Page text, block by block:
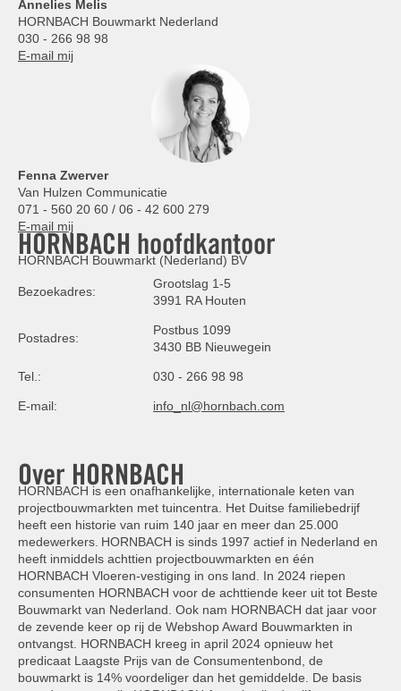
Annelies Melis
HORNBACH Bouwmarkt Nederland
030 - 266 98 98
E-mail mij
Fenna Zwerver
Van Hulzen Communicatie
071 - 560 20 60 / 06 - 42 600 279
E-mail mij
HORNBACH hoofdkantoor
HORNBACH Bouwmarkt (Nederland) BV
Bezoekadres:
Grootslag 1-5
3991 RA Houten
Postadres:
Postbus 1099
3430 BB Nieuwegein
Tel.: 030 - 266 98 98
E-mail: info_nl@hornbach.com
Over HORNBACH
HORNBACH is een onafhankelijke, internationale keten van
projectbouwmarkten met tuincentra. Het Duitse familiebedrijf
heeft een historie van ruim 140 jaar en meer dan 25.000
medewerkers. HORNBACH is sinds 1997 actief in Nederland en
heeft inmiddels achttien projectbouwmarkten en één
HORNBACH Vloeren-vestiging in ons land. In 2024 riepen
consumenten HORNBACH voor de achttiende keer uit tot Beste
Bouwmarkt van Nederland. Ook nam HORNBACH dat jaar voor
de zevende keer op rij de Webshop Award Bouwmarkten in
ontvangst. HORNBACH kreeg in april 2024 opnieuw het
predicaat Laagste Prijs van de Consumentenbond, de
bouwmarkt is 14% voordeliger dan het gemiddelde. De basis